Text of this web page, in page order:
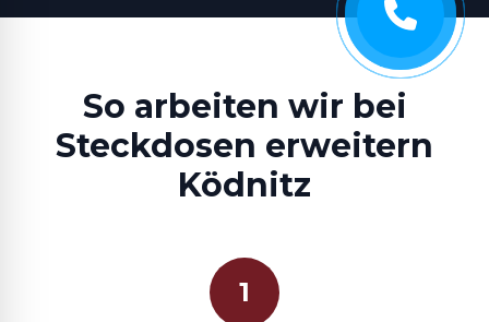
So arbeiten wir bei
Steckdosen erweitern
Ködnitz
1